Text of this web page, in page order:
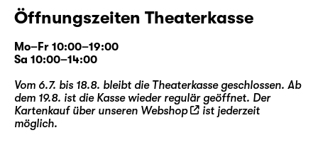
Straßenbild zum lästigen Verkehrshindernis,
zur ideologischen Frage, an der sich die
Geister scheiden.
Marco Damghanisneues Auftragswerk über
ein zunehmend raumgreifendes Problem, das
Öffnungszeiten Theaterkasse
Mo–Fr 10:00–19:00
Sa 10:00–14:00
Vom 6.7. bis 18.8. bleibt die Theaterkasse geschlossen. Ab
dem 19.8. ist die Kasse wieder regulär geöffnet. Der
Kartenkauf über unseren Webshop
ist jederzeit
möglich.